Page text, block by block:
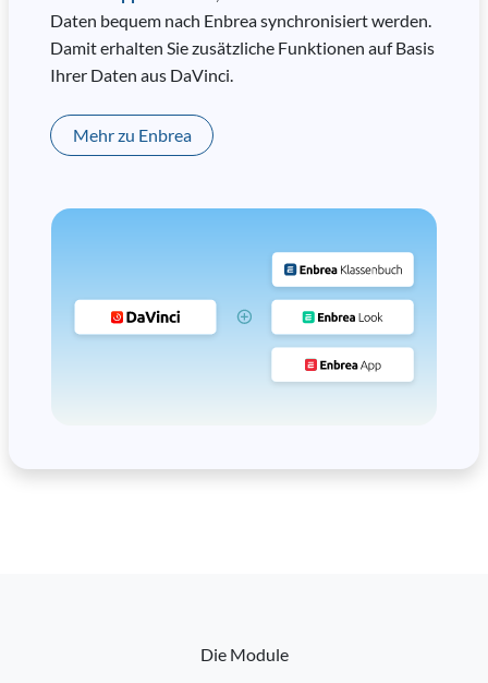
Daten bequem nach Enbrea synchronisiert werden.
Damit erhalten Sie zusätzliche Funktionen auf Basis
Ihrer Daten aus DaVinci.
Mehr zu Enbrea
Die Module